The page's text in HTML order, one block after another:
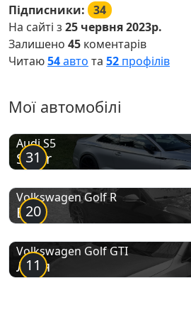
Підписники: 34
На сайті з 25 червня 2023р.
Залишено 45 коментарів
Читаю54авто та 52 профілів
Мої автомобілі
31
Audi S5
Silver
20
Volkswagen Golf R
Blue
11
Volkswagen Golf GTI
Ляля